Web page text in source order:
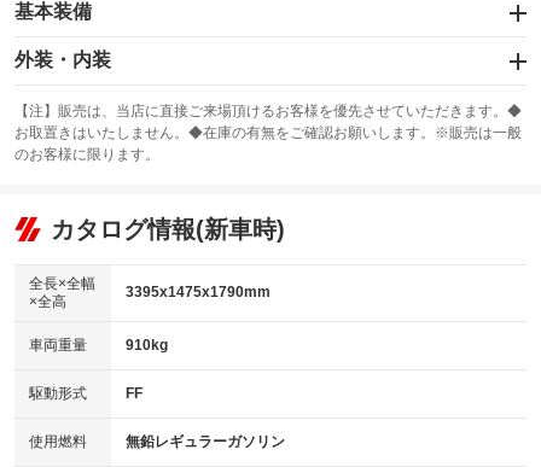
基本装備
エアバッグ：運転席/助手席/サイド
：装備あり
：装備あり
サンルーフ
：装備なし ABS
リフトアップ
：装備なし
：装備なし
パワーウィンドウ
アイドリングストップ
：装備あり
USB入力端子
：装備なし
100V電源
：装備なし
外装・内装
カーナビ
：装備なし
TV
：装備なし
ビジュアル
：装備なし
：装備なし
革シート
キーレス
HID(キセノンライト)
：装備なし
バックカメラ
：装備あり
【注】販売は、当店に直接ご来場頂けるお客様を優先させていただきます。◆
お取置きはいたしません。◆在庫の有無をご確認お願いします。※販売は一般
のお客様に限ります。
カタログ情報(新車時)
全長×全幅
×全高
3395x1475x1790mm
車両重量 910kg
駆動形式 FF
使用燃料 無鉛レギュラーガソリン